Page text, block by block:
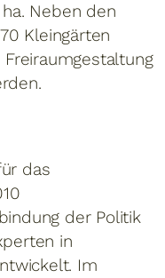
Neben den
Kleingärten
das
der Politik
in
Im